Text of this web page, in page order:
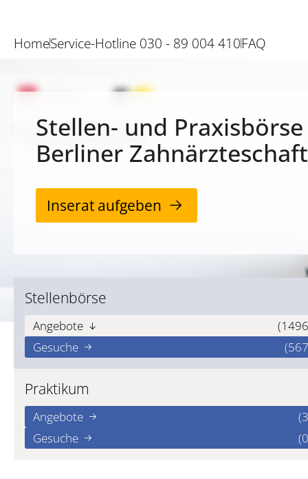
HomeService-Hotline 030 - 89 004 410FAQ
Stellen- und
Berliner Zahnärzteschaft
Inserat aufgeben
Stellenbörse
Angebote
Gesuche
Praktikum
Angebote
Gesuche